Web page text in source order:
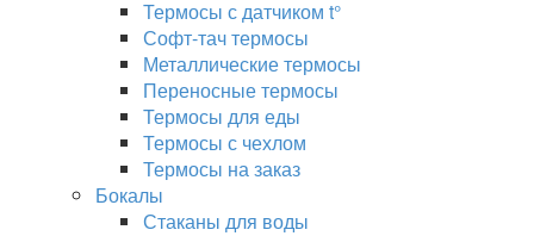
Термосы с датчиком t°
Софт-тач термосы
Металлические термосы
Переносные термосы
Термосы для еды
Термосы с чехлом
Термосы на заказ
Бокалы
Стаканы для воды